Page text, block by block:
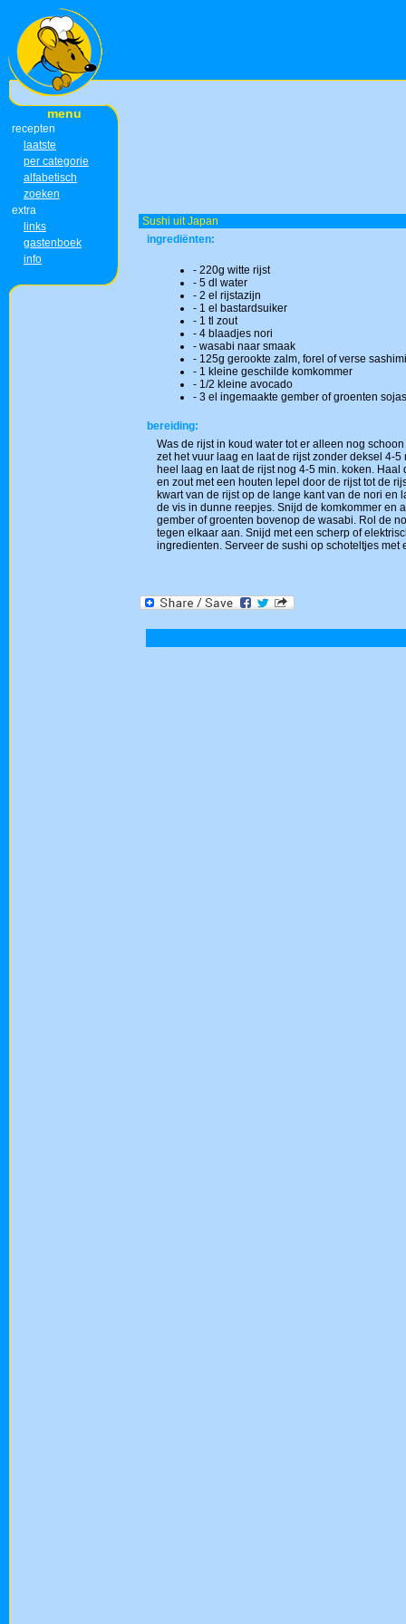
menu
recepten
laatste
per categorie
alfabetisch
zoeken
extra
links
gastenboek
info
Sushi uit Japan
ingrediënten:
- 220g witte rijst
- 5 dl water
- 2 el rijstazijn
- 1 el bastardsuiker
- 1 tl zout
- 4 blaadjes nori
- wasabi naar smaak
- 125g gerookte zalm, forel of verse
- 1 kleine geschilde komkommer
- 1/2 kleine avocado
- 3 el ingemaakte gember of groenten
bereiding:
Was de rijst in koud water tot er alleen nog
zet het vuur laag en laat de rijst zonder deksel 4-
heel laag en laat de rijst nog 4-5 min. koken.
en zout met een houten lepel door de rijst tot de
kwart van de rijst op de lange kant van de nori
de vis in dunne reepjes. Snijd de komkommer en
gember of groenten bovenop de wasabi. Rol de
tegen elkaar aan. Snijd met een scherp of
ingredienten. Serveer de sushi op schoteltjes